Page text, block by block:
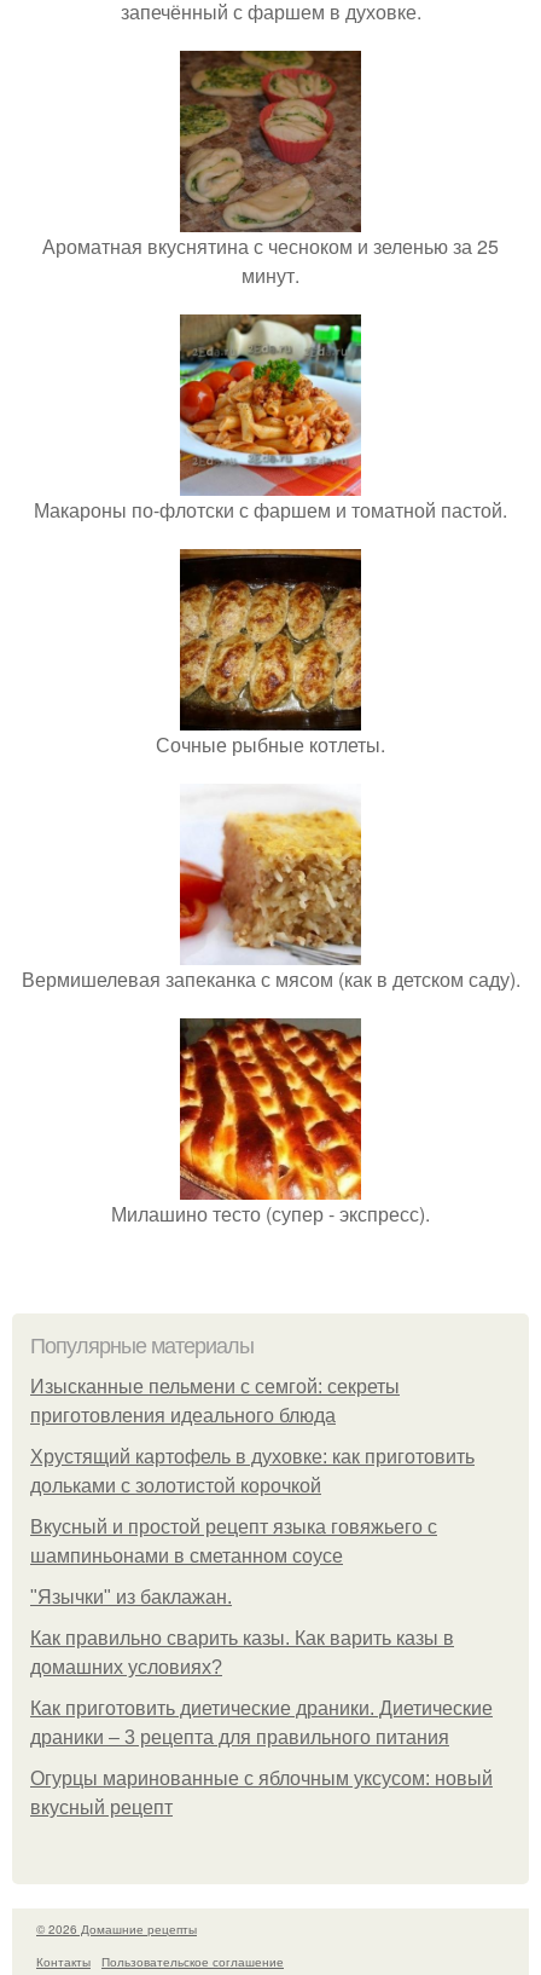
запечённый с фаршем в духовке.
Ароматная вкуснятина с чесноком и зеленью за 25
минут.
Макароны по-флотски с фаршем и томатной пастой.
Сочные рыбные котлеты.
Вермишелевая запеканка с мясом (как в детском саду).
Милашино тесто (супер - экспресс).
Популярные материалы
Изысканные пельмени с семгой: секреты
приготовления идеального блюда
Хрустящий картофель в духовке: как приготовить
дольками с золотистой корочкой
Вкусный и простой рецепт языка говяжьего с
шампиньонами в сметанном соусе
"Язычки" из баклажан.
Как правильно сварить казы. Как варить казы в
домашних условиях?
Как приготовить диетические драники. Диетические
драники – 3 рецепта для правильного питания
Огурцы маринованные с яблочным уксусом: новый
вкусный рецепт
© 2026 Домашние рецепты
Контакты
Пользовательское соглашение